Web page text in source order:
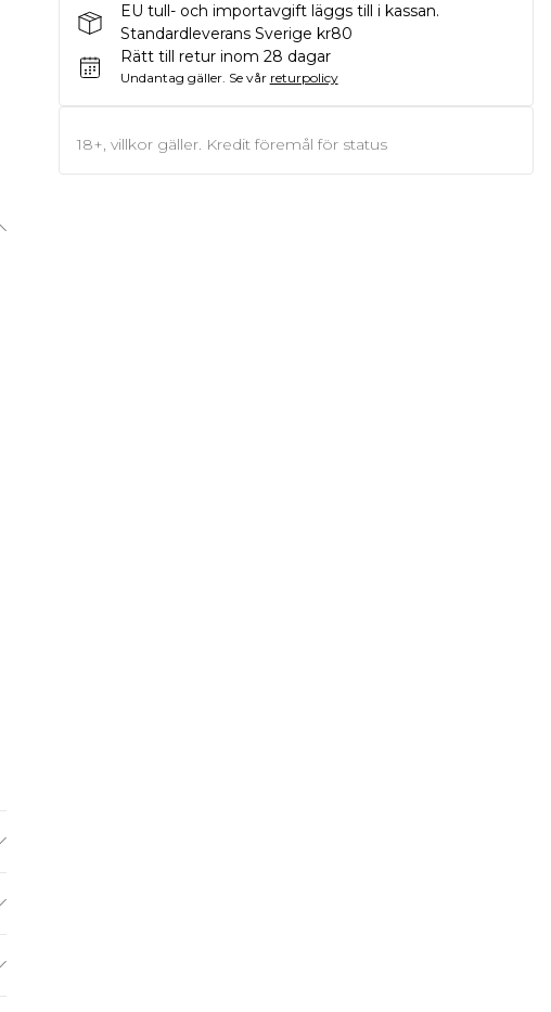
EU tull- och importavgift läggs till i kassan.
Standardleverans Sverige kr80
Rätt till retur inom 28 dagar
Undantag gäller. Se vår returpolicy
18+, villkor gäller. Kredit föremål för status